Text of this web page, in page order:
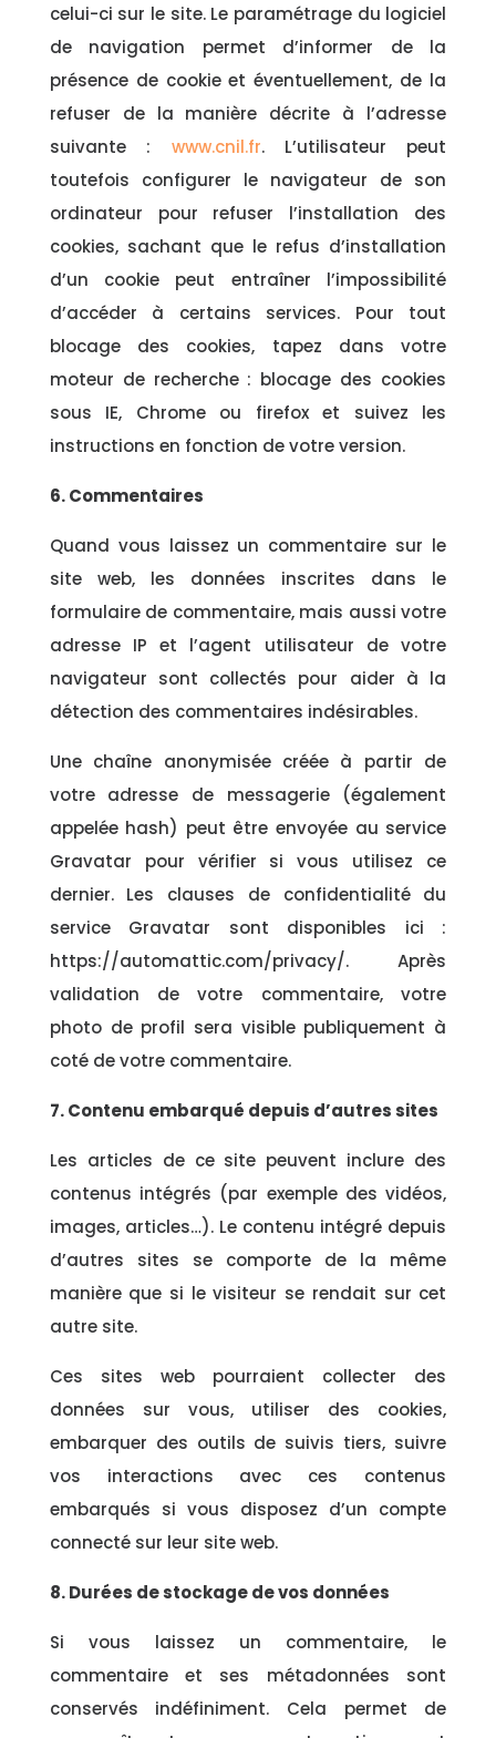
celui-ci sur le site. Le paramétrage du logiciel
de navigation permet d’informer de la
présence de cookie et éventuellement, de la
refuser de la manière décrite à l’adresse
suivante : www.cnil.fr. L’utilisateur peut
toutefois configurer le navigateur de son
ordinateur pour refuser l’installation des
cookies, sachant que le refus d’installation
d’un cookie peut entraîner l’impossibilité
d’accéder à certains services. Pour tout
blocage des cookies, tapez dans votre
moteur de recherche : blocage des cookies
sous IE, Chrome ou firefox et suivez les
instructions en fonction de votre version.
6. Commentaires
Quand vous laissez un commentaire sur le
site web, les données inscrites dans le
formulaire de commentaire, mais aussi votre
adresse IP et l’agent utilisateur de votre
navigateur sont collectés pour aider à la
détection des commentaires indésirables.
Une chaîne anonymisée créée à partir de
votre adresse de messagerie (également
appelée hash) peut être envoyée au service
Gravatar pour vérifier si vous utilisez ce
dernier. Les clauses de confidentialité du
service Gravatar sont disponibles ici :
https://automattic.com/privacy/. Après
validation de votre commentaire, votre
photo de profil sera visible publiquement à
coté de votre commentaire.
7. Contenu embarqué depuis d’autres sites
Les articles de ce site peuvent inclure des
contenus intégrés (par exemple des vidéos,
images, articles…). Le contenu intégré depuis
d’autres sites se comporte de la même
manière que si le visiteur se rendait sur cet
autre site.
Ces sites web pourraient collecter des
données sur vous, utiliser des cookies,
embarquer des outils de suivis tiers, suivre
vos interactions avec ces contenus
embarqués si vous disposez d’un compte
connecté sur leur site web.
8. Durées de stockage de vos données
Si vous laissez un commentaire, le
commentaire et ses métadonnées sont
conservés indéfiniment. Cela permet de